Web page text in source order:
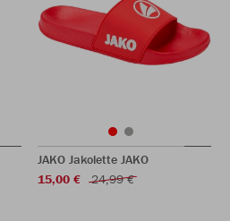
JAKO Jakolette JAKO
15,00 €
24,99 €